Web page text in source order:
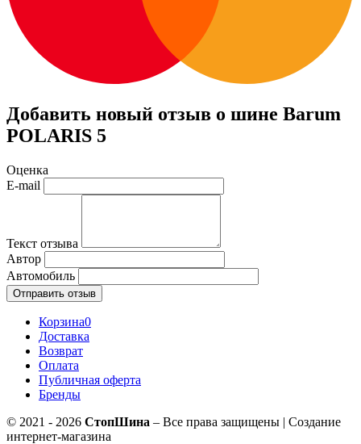
Добавить новый отзыв о шине Barum
POLARIS 5
Оценка
E-mail
Текст отзыва
Автор
Автомобиль
Отправить отзыв
Корзина0
Доставка
Возврат
Оплата
Публичная оферта
Бренды
© 2021 - 2026 СтопШина – Все права защищены | Создание
интернет-магазина